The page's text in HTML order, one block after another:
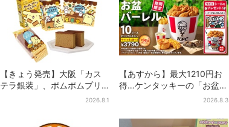
【きょう発売】大阪「カス
テラ銀装」、ポムポムプリ
ンと初コラボ 紙袋まで限
2026.8.1
【あすから】最大1210円お
得…ケンタッキーの「お盆パ
ック」、2週間だけ！数量限
2026.8.3